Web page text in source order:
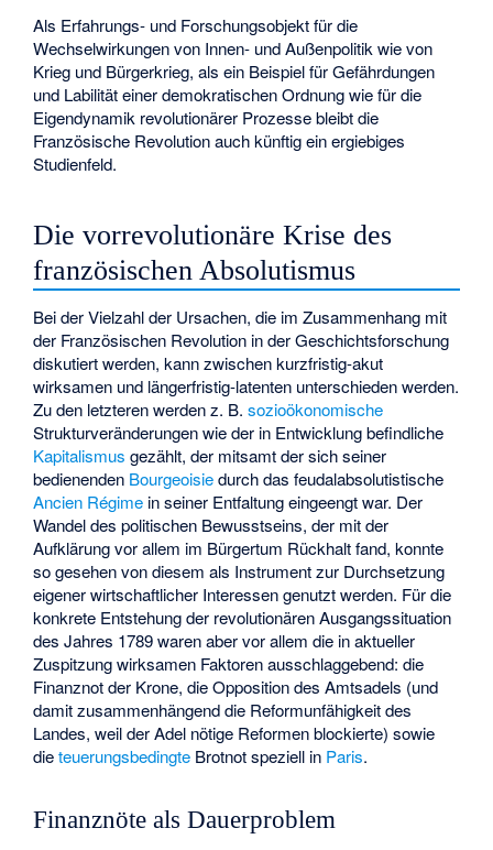
Als Erfahrungs- und Forschungsobjekt für die
Wechselwirkungen von Innen- und Außenpolitik wie von
Krieg und Bürgerkrieg, als ein Beispiel für Gefährdungen
und Labilität einer demokratischen Ordnung wie für die
Eigendynamik revolutionärer Prozesse bleibt die
Französische Revolution auch künftig ein ergiebiges
Studienfeld.
Die vorrevolutionäre Krise des
französischen Absolutismus
Bei der Vielzahl der Ursachen, die im Zusammenhang mit
der Französischen Revolution in der Geschichtsforschung
diskutiert werden, kann zwischen kurzfristig-akut
wirksamen und längerfristig-latenten unterschieden werden.
Zu den letzteren werden z. B.sozioökonomische
Strukturveränderungen wie der in Entwicklung befindliche
Kapitalismus gezählt, der mitsamt der sich seiner
bedienenden Bourgeoisiedurch das feudalabsolutistische
Ancien Régime in seiner Entfaltung eingeengt war. Der
Wandel des politischen Bewusstseins, der mit der
Aufklärung vor allem im Bürgertum Rückhalt fand, konnte
so gesehen von diesem als Instrument zur Durchsetzung
eigener wirtschaftlicher Interessen genutzt werden. Für die
konkrete Entstehung der revolutionären Ausgangssituation
des Jahres 1789 waren aber vor allem die in aktueller
Zuspitzung wirksamen Faktoren ausschlaggebend: die
Finanznot der Krone, die Opposition des Amtsadels (und
damit zusammenhängend die Reformunfähigkeit des
Landes, weil der Adel nötige Reformen blockierte) sowie
dieteuerungsbedingte Brotnot speziell in Paris.
Finanznöte als Dauerproblem